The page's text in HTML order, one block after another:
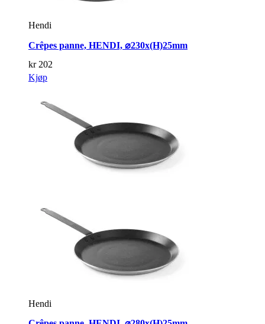
Hendi
Crêpes panne, HENDI, ⌀230x(H)25mm
kr202
Kjøp
Hendi